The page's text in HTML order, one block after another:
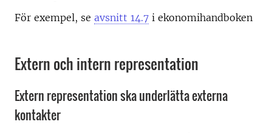
För exempel, se avsnitt 14.7 i ekonomihandboken
Extern och intern representation
Extern representation ska underlätta externa
kontakter